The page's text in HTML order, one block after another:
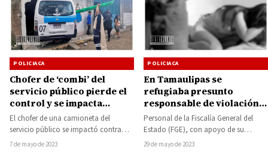
POLICIACA
Chofer de ‘combi’ del
servicio público pierde el
control y se impacta
contra una vivienda
El chofer de una camioneta del
servicio público se impactó contra
una vivienda luego de que por
7 de mayo de 2023
POLICIACA
En Tamaulipas se
refugiaba presunto
responsable de violación
ocurrido en Huetamo, ya
fue detenido por la FGE
Personal de la Fiscalía General del
Estado (FGE), con apoyo de su
homóloga en el estado de
29 de mayo de 2023